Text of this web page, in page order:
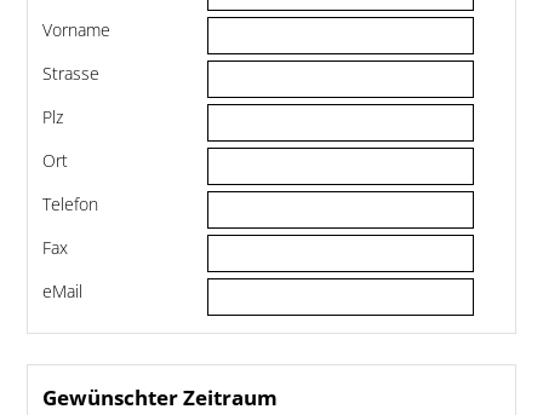
Vorname
Strasse
Plz
Ort
Telefon
Fax
eMail
Gewünschter Zeitraum